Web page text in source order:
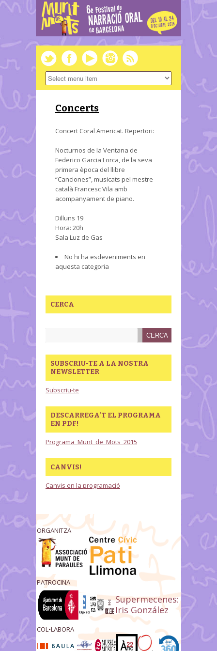
Concerts
Concert Coral Americat. Repertori:
Nocturnos de la Ventana de
Federico Garcia Lorca, de la seva
primera època del llibre
“Canciones”, musicats pel mestre
català Francesc Vila amb
acompanyament de piano.
Dilluns 19
Hora: 20h
Sala Luz de Gas
No hi ha esdeveniments en
aquesta categoria
CERCA
SUBSCRIU-TE A LA NOSTRA
NEWSLETTER
Subscriu-te
DESCARREGA’T EL PROGRAMA
EN PDF!
Programa_Munt_de_Mots_2015
CANVIS!
Canvis en la programació
ORGANITZA
PATROCINA
Supermecenes:
Iris González
COL•LABORA